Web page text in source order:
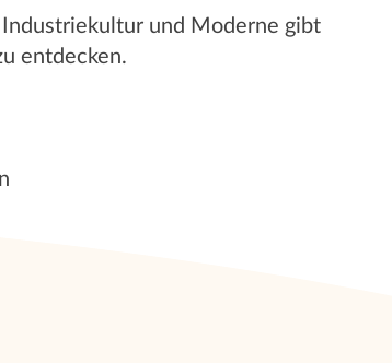
und Moderne gibt
entdecken.